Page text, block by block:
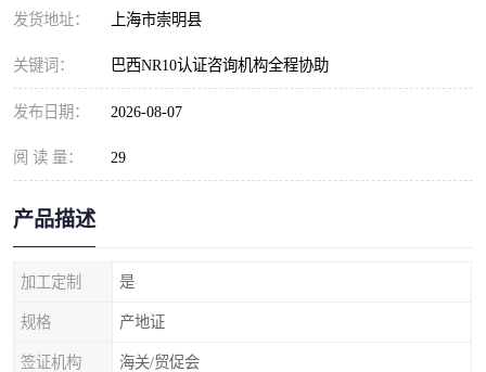
发货地址： 上海市崇明县
关键词： 巴西NR10认证咨询机构全程协助
发布日期： 2026-08-07
阅 读 量： 29
产品描述
加工定制 是
规格 产地证
签证机构 海关/贸促会